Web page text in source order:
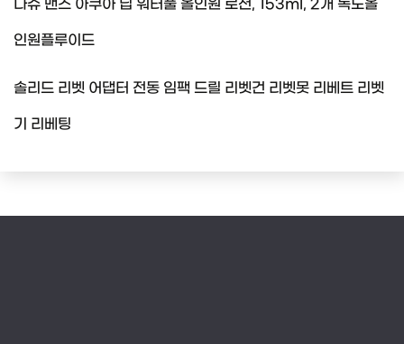
다슈 맨즈 아쿠아 딥 워터풀 올인원 로션, 153ml, 2개 독도올
인원플루이드
솔리드 리벳 어댑터 전동 임팩 드릴 리벳건 리벳못 리베트 리벳
기 리베팅